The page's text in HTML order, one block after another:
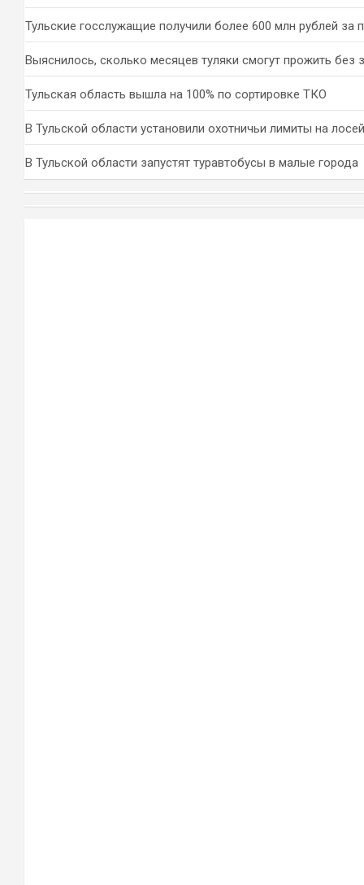
Тульские госслужащие получили более 600 млн рублей за
Выяснилось, сколько месяцев туляки смогут прожить без
Тульская область вышла на 100% по сортировке ТКО
В Тульской области установили охотничьи лимиты на
В Тульской области запустят туравтобусы в малые города